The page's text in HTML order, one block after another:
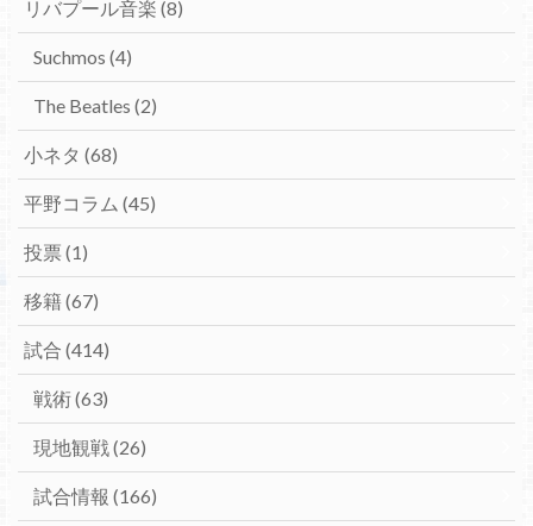
リバプール音楽 (8)
Suchmos (4)
The Beatles (2)
小ネタ (68)
平野コラム (45)
投票 (1)
移籍(67)
試合 (414)
戦術(63)
現地観戦(26)
試合情報 (166)